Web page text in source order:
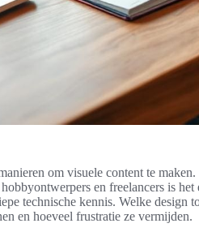
om visuele content te
en freelancers is het
technische kennis. Welke design
en hoeveel frustratie ze vermijden.